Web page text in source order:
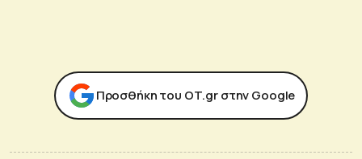
Προσθήκη του ΟΤ.gr στην Google